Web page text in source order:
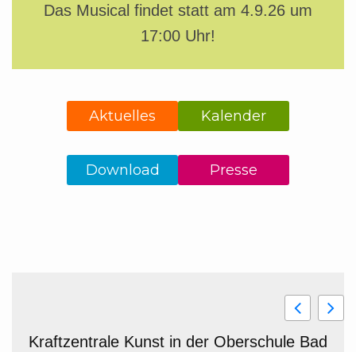
Das Musical findet statt am 4.9.26 um
17:00 Uhr!
Aktuelles Kalender
Download Presse
Kraftzentrale Kunst in der Oberschule Bad